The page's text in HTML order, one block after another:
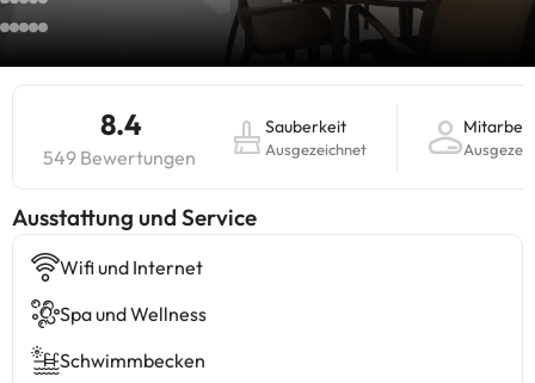
8.4
549 Bewertungen
Sauberkeit
Ausgezeichnet
​Ausstattung und Service
Wifi und Internet
Spa und Wellness
Schwimmbecken